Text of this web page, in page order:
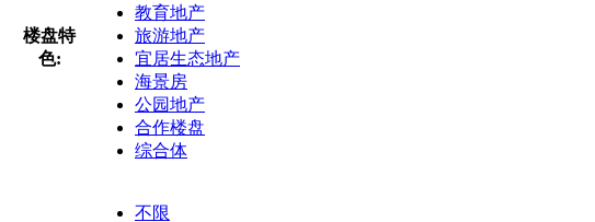
楼盘特
色:
教育地产
旅游地产
宜居生态地产
海景房
公园地产
合作楼盘
综合体
不限